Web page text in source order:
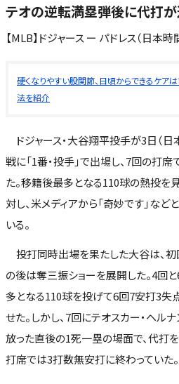
テオの逆転満塁弾後に代打
【MLB】ドジャース ー パドレス（日本時
硬くなりやすい股関節、日頃からできるケア
法を紹介
ドジャース・大谷翔平投手が3日（日
戦に「1番・投手」で出場し、7回の打
た。移籍後最多となる110球の熱投
対し、米メディアから「奇妙です」な
いる。
投打同時出場を果たした大谷は、初
の後は奪三振ショーを展開した。4回
多となる110球を投げて6回7安打3失
せた。しかし、7回にテオスカー・ヘ
放った直後の1死一塁の場面で、代打
打席では3打数無安打に終わっていた。